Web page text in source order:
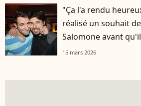
"Ça l'a rendu
réalisé un souhait
Salomone avant
15 mars 2026